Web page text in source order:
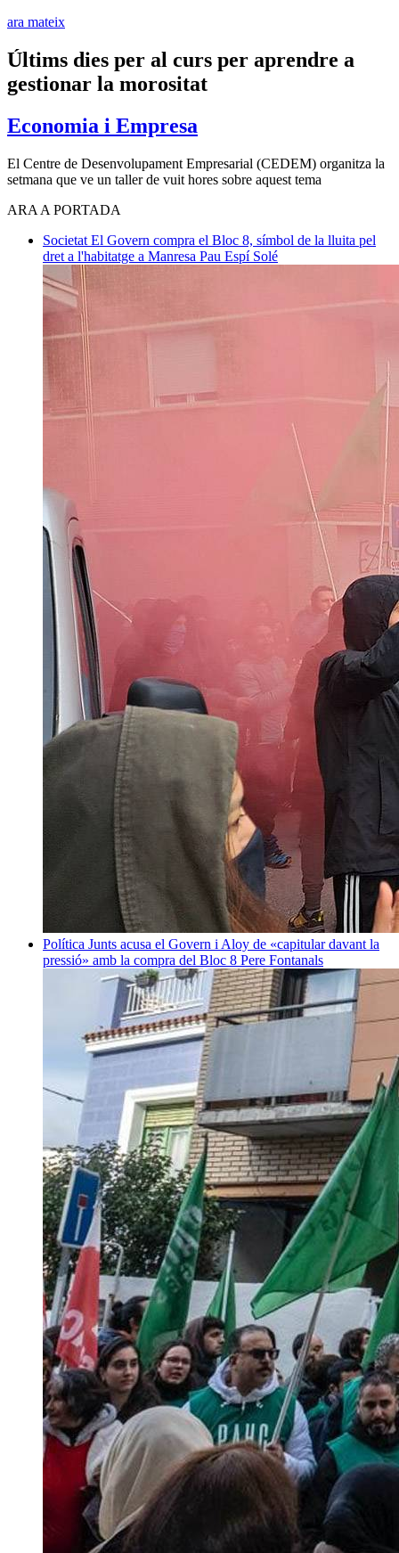
ara mateix
Últims dies per al curs per aprendre a
gestionar la morositat
Economia i Empresa
El Centre de Desenvolupament Empresarial (CEDEM) organitza la
setmana que ve un taller de vuit hores sobre aquest tema
ARA A PORTADA
Societat El Govern compra el Bloc 8, símbol de la lluita pel
dret a l'habitatge a Manresa Pau Espí Solé
Política Junts acusa el Govern i Aloy de «capitular davant la
pressió» amb la compra del Bloc 8 Pere Fontanals